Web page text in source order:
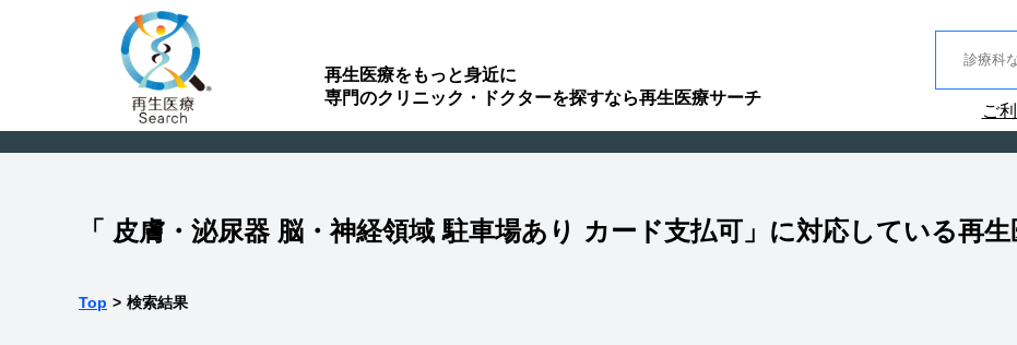
再生医療をもっと身近に
専門のクリニック・ドクターを探すなら再生医療サーチ
ご
「 皮膚・泌尿器 脳・神経領域 駐車場あり カード支払可」に対応している再
Top > 検索結果